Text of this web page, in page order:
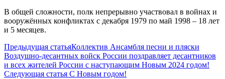
В общей сложности, полк непрерывно участвовал в войнах и
вооружённых конфликтах с декабря 1979 по май 1998 – 18 лет
и 5 месяцев.
Предыдущая статьяКоллектив Ансамбля песни и пляски
Воздушно-десантных войск России поздравляет десантников
и всех жителей России с наступающим Новым 2024 годом!
Следующая статья С Новым годом!